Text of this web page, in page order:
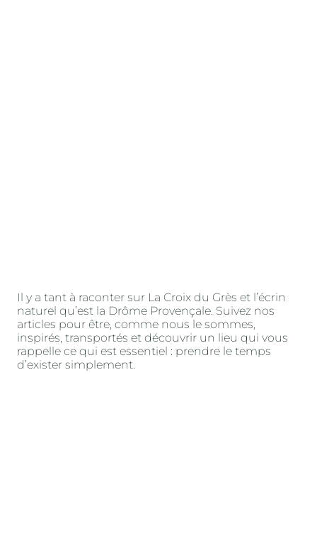
Il y a tant à raconter sur La Croix du Grès et l’écrin
naturel qu’est la Drôme Provençale. Suivez nos
articles pour être, comme nous le sommes,
inspirés, transportés et découvrir un lieu qui vous
rappelle ce qui est essentiel : prendre le temps
d’exister simplement.